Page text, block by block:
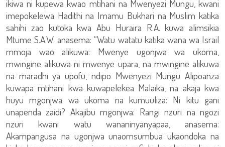
ikiwa ni kupewa kwao mtihani na Mwenyezi Mungu, kwani
imepokelewa Hadithi na Imamu Bukhari na Muslim katika
sahihi zao kutoka kwa Abu Huraira R.A. kuwa alimsikia
Mtume S.A.W. anasema: “Watu watatu katika wana wa Israil
mmoja wao alikuwa: Mwenye ugonjwa wa ukoma,
mwingine alikuwa ni mwenye upara, na mwingine alikuwa
na maradhi ya upofu, ndipo Mwenyezi Mungu Alipoanza
kuwapa mtihani kwa kuwapelekea Malaika, na akaja kwa
huyu mgonjwa wa ukoma na kumuuliza: Ni kitu gani
unapenda zaidi? Akajibu mgonjwa: Rangi nzuri na ngozi
nzuri kwani watu wananinyanyapaa, anasema:
Akampangusa na ugonjwa unaomsumbua ukaondoka na